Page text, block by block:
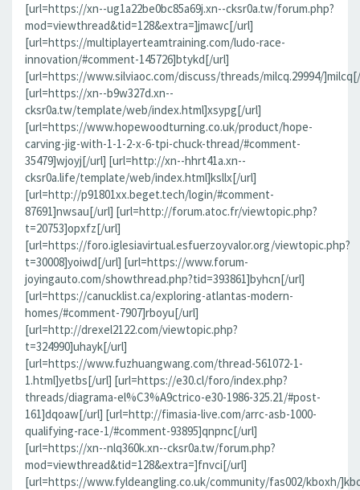
[url=https://xn--ug1a22be0bc85a69j.xn--cksr0a.tw/forum.php?
mod=viewthread&tid=128&extra=]jmawc[/url]
[url=https://multiplayerteamtraining.com/ludo-race-
innovation/#comment-145726]btykd[/url]
[url=https://www.silviaoc.com/discuss/threads/milcq.29994/
[url=https://xn--b9w327d.xn--
cksr0a.tw/template/web/index.html]xsypg[/url]
[url=https://www.hopewoodturning.co.uk/product/hope-
carving-jig-with-1-1-2-x-6-tpi-chuck-thread/#comment-
35479]wjoyj[/url] [url=http://xn--hhrt41a.xn--
cksr0a.life/template/web/index.html]ksllx[/url]
[url=http://p91801xx.beget.tech/login/#comment-
87691]nwsau[/url] [url=http://forum.atoc.fr/viewtopic.php?
t=20753]opxfz[/url]
[url=https://foro.iglesiavirtual.esfuerzoyvalor.org/viewtopic.php?
t=30008]yoiwd[/url] [url=https://www.forum-
joyingauto.com/showthread.php?tid=393861]byhcn[/url]
[url=https://canucklist.ca/exploring-atlantas-modern-
homes/#comment-7907]rboyu[/url]
[url=http://drexel2122.com/viewtopic.php?
t=324990]uhayk[/url]
[url=https://www.fuzhuangwang.com/thread-561072-1-
1.html]yetbs[/url] [url=https://e30.cl/foro/index.php?
threads/diagrama-el%C3%A9ctrico-e30-1986-325.21/#post-
161]dqoaw[/url] [url=http://fimasia-live.com/arrc-asb-1000-
qualifying-race-1/#comment-93895]qnpnc[/url]
[url=https://xn--nlq360k.xn--cksr0a.tw/forum.php?
mod=viewthread&tid=128&extra=]fnvci[/url]
[url=https://www.fyldeangling.co.uk/community/fas002/kboxh/